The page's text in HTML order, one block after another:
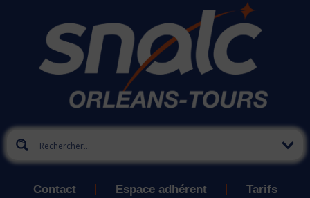
Contact Espace adhérent Tarifs